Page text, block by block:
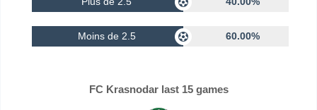
Moins de 2.5 60.00%
FC Krasnodar last 15 games